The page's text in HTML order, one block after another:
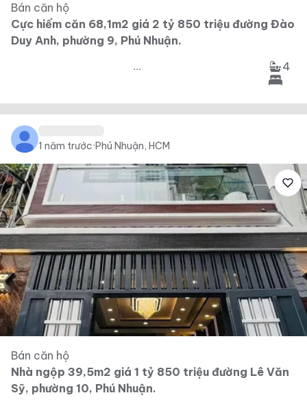
Bán căn hộ
Cực hiếm căn 68,1m2 giá 2 tỷ 850 triệu đường Đào
Duy Anh, phường 9, Phú Nhuận.
... 4
1 năm trước·Phú Nhuận, HCM
Bán căn hộ
Nhà ngộp 39,5m2 giá 1 tỷ 850 triệu đường Lê Văn
Sỹ, phường 10, Phú Nhuận.